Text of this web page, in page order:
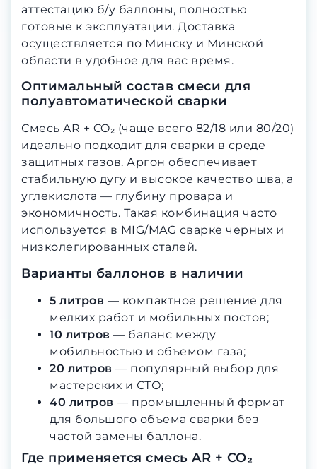
аттестацию б/у баллоны, полностью
готовые к эксплуатации. Доставка
осуществляется по Минску и Минской
области в удобное для вас время.
Оптимальный состав смеси для
полуавтоматической сварки
Смесь AR + CO₂ (чаще всего 82/18 или 80/20)
идеально подходит для сварки в среде
защитных газов. Аргон обеспечивает
стабильную дугу и высокое качество шва, а
углекислота — глубину провара и
экономичность. Такая комбинация часто
используется в MIG/MAG сварке черных и
низколегированных сталей.
Варианты баллонов в наличии
5 литров — компактное решение для
мелких работ и мобильных постов;
10 литров — баланс между
мобильностью и объемом газа;
20 литров — популярный выбор для
мастерских и СТО;
40 литров — промышленный формат
для большого объема сварки без
частой замены баллона.
Где применяется смесь AR + CO₂